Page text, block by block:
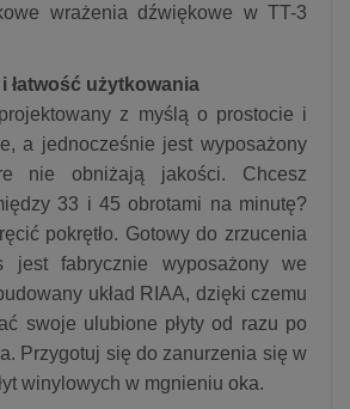
wrażenia dźwiękowe w TT-3
łatwość użytkowania
z myślą o prostocie i
a jednocześnie jest wyposażony
nie obniżają jakości. Chcesz
33 i 45 obrotami na minutę?
pokrętło. Gotowy do zrzucenia
jest fabrycznie wyposażony we
układ RIAA, dzięki czemu
swoje ulubione płyty od razu po
Przygotuj się do zanurzenia się w
winylowych w mgnieniu oka.